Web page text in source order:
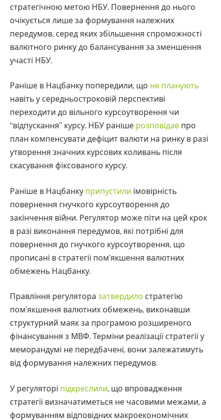
стратегічною метою НБУ. Повернення до нього
очікується лише за формування належних
передумов, серед яких збільшення спроможності
валютного ринку до балансування за зменшення
участі НБУ.
Раніше в Нацбанку попередили, що не планують
навіть у середньостроковій перспективі
переходити до вільного курсоутворення чи
“відпускання” курсу. НБУ раніше розповідав про
план компенсувати дефіцит валюти на ринку в разі
утворення значних курсових коливань після
скасування фіксованого курсу.
Раніше в Нацбанку припустили імовірність
повернення гнучкого курсоутворення до
закінчення війни. Регулятор може піти на цей крок
в разі виконання передумов, які потрібні для
повернення до гнучкого курсоутворення, що
прописані в стратегії пом’якшення валютних
обмежень Нацбанку.
Правління регулятора затвердило стратегію
пом’якшення валютних обмежень, виконавши
структурний маяк за програмою розширеного
фінансування з МВФ. Терміни реалізації стратегії у
меморандумі не передбачені, вони залежатимуть
від формування належних передумов.
У регуляторі підкреслили, що впровадження
стратегії визначатиметься не часовими межами, а
формуванням відповідних макроекономічних